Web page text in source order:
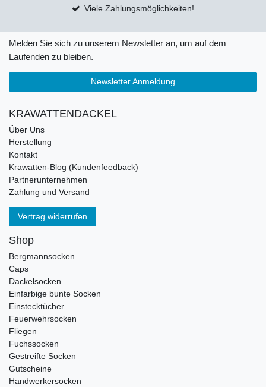
Viele Zahlungsmöglichkeiten!
Melden Sie sich zu unserem Newsletter an, um auf dem
Laufenden zu bleiben.
Newsletter Anmeldung
KRAWATTENDACKEL
Über Uns
Herstellung
Kontakt
Krawatten-Blog (Kundenfeedback)
Partnerunternehmen
Zahlung und Versand
Vertrag widerrufen
Shop
Bergmannsocken
Caps
Dackelsocken
Einfarbige bunte Socken
Einstecktücher
Feuerwehrsocken
Fliegen
Fuchssocken
Gestreifte Socken
Gutscheine
Handwerkersocken